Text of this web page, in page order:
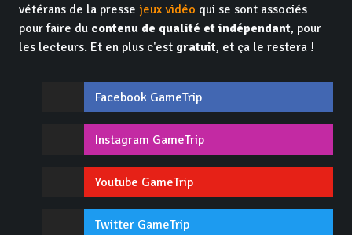
vétérans de la presse jeux vidéo qui se sont associés
pour faire du contenu de qualité et indépendant, pour
les lecteurs. Et en plus c'est gratuit, et ça le restera !
Facebook GameTrip
Instagram GameTrip
Youtube GameTrip
Twitter GameTrip